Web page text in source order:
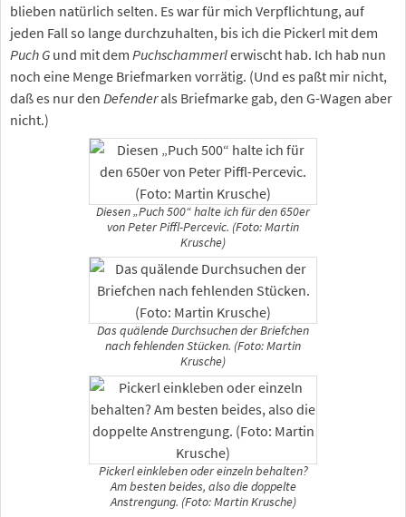
blieben natürlich selten. Es war für mich Verpflichtung, auf
jeden Fall so lange durchzuhalten, bis ich die Pickerl mit dem
Puch G und mit dem Puchschammerlerwischt hab. Ich hab nun
noch eine Menge Briefmarken vorrätig. (Und es paßt mir nicht,
daß es nur den Defenderals Briefmarke gab, den G-Wagen aber
nicht.)
Diesen „Puch 500“ halte ich für den 650er
von Peter Piffl-Percevic. (Foto: Martin
Krusche)
Das quälende Durchsuchen der Briefchen
nach fehlenden Stücken. (Foto: Martin
Krusche)
Pickerl einkleben oder einzeln behalten?
Am besten beides, also die doppelte
Anstrengung. (Foto: Martin Krusche)